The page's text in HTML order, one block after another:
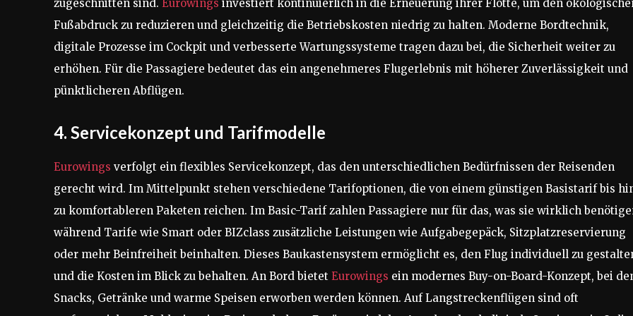
zugeschnitten sind. Eurowings investiert kontinuierlich in die Erneuerung ihrer Flotte, um den
Fußabdruck zu reduzieren und gleichzeitig die Betriebskosten niedrig zu halten. Moderne Bordtechnik,
digitale Prozesse im Cockpit und verbesserte Wartungssysteme tragen dazu bei, die Sicherheit weiter zu
erhöhen. Für die Passagiere bedeutet das ein angenehmeres Flugerlebnis mit höherer Zuverlässigkeit und
pünktlicheren Abflügen.
4. Servicekonzept und Tarifmodelle
Eurowings verfolgt ein flexibles Servicekonzept, das den unterschiedlichen Bedürfnissen der Reisenden
gerecht wird. Im Mittelpunkt stehen verschiedene Tarifoptionen, die von einem günstigen Basistarif bis
zu komfortableren Paketen reichen. Im Basic-Tarif zahlen Passagiere nur für das, was sie wirklich
während Tarife wie Smart oder BIZclass zusätzliche Leistungen wie Aufgabegepäck, Sitzplatzreservierung
oder mehr Beinfreiheit beinhalten. Dieses Baukastensystem ermöglicht es, den Flug individuell zu
und die Kosten im Blick zu behalten. An Bord bietet Eurowings ein modernes Buy-on-Board-Konzept, bei
Snacks, Getränke und warme Speisen erworben werden können. Auf Langstreckenflügen sind oft